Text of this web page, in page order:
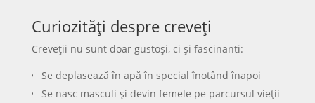
Curiozități despre creveți
Creveții nu sunt doar gustoși, ci și fascinanti:
Se deplasează în apă în special înotând înapoi
Se nasc masculi și devin femele pe parcursul vieții